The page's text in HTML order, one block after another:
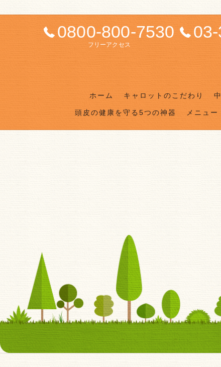
0800-800-7530
フリーアクセス
ホーム キャロットのこだわり
頭皮の健康を守る5つの神器 メニュー